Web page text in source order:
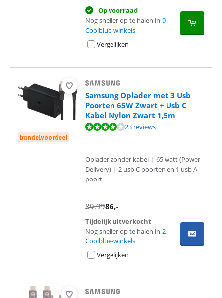
Op voorraad
Nog sneller op te halen in 9
Coolblue-winkels
Vergelijken
bundelvoordeel
Samsung Oplader met 3 Usb
Poorten 65W Zwart + Usb C
Kabel Nylon Zwart 1,5m
Beoordeling is 7,7 van de 10, gebaseerd op 23 reviews.
23 reviews
Oplader zonder kabel | 65 watt (Power
Delivery) | 2 usb C poorten en 1 usb A
poort
89,9986,-
Tijdelijk uitverkocht
Nog sneller op te halen in 2
Coolblue-winkels
Vergelijken